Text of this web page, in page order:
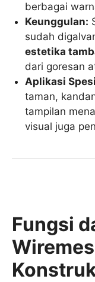
berbagai
Keunggulan:
sudah
estetika
dari goresan
Aplikasi
taman,
tampilan
visual juga
Fungsi